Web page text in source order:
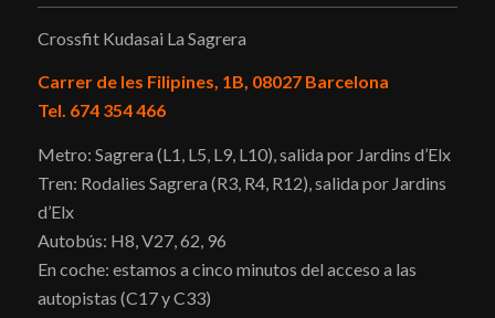
Crossfit Kudasai La Sagrera
Carrer de les Filipines, 1B, 08027 Barcelona
Tel. 674 354 466
Metro: Sagrera (L1, L5, L9, L10), salida por Jardins d’Elx
Tren: Rodalies Sagrera (R3, R4, R12), salida por Jardins
d’Elx
Autobús: H8, V27, 62, 96
En coche: estamos a cinco minutos del acceso a las
autopistas (C17 y C33)